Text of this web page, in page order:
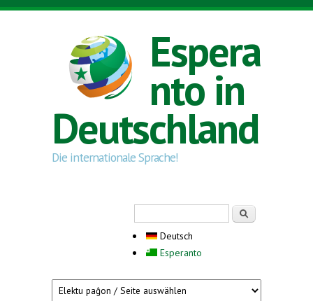
Direkt zum Inhalt
Espera
nto in
Deutschland
Die internationale Sprache!
Deutsch
Esperanto